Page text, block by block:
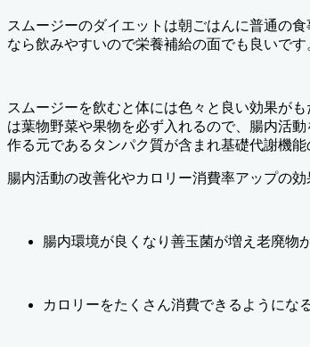
スムージーのダイエットは朝ごはんに普通の
なら飲みやすいので栄養補給の面でも良いです
スムージーを飲むと体には色々と良い効果が
は葉物野菜や果物を必ず入れるので、腸内活
作る元であるタンパク質が含まれ基礎代謝機能
腸内活動の改善化やカロリー消費率アップの
腸内環境が良くなり善玉菌が増え老廃物
カロリーをたくさん消費できるようにな